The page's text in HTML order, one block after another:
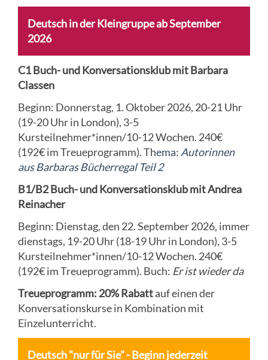
Deutsch in der Kleingruppe ab September
2026
C1 Buch- und Konversationsklub mit Barbara
Classen
Beginn: Donnerstag, 1. Oktober 2026, 20-21 Uhr
(19-20 Uhr in London), 3-5
Kursteilnehmer*innen/10-12 Wochen. 240€
(192€ im Treueprogramm). Thema: Autorinnen
aus Barbaras Bücherregal Teil 2
B1/B2 Buch- und Konversationsklub mit Andrea
Reinacher
Beginn: Dienstag, den 22. September 2026, immer
dienstags, 19-20 Uhr (18-19 Uhr in London), 3-5
Kursteilnehmer*innen/10-12 Wochen. 240€
(192€ im Treueprogramm). Buch: Er ist wieder da
Treueprogramm: 20% Rabattauf einen der
Konversationskurse in Kombination mit
Einzelunterricht.
Deutsch "nur für Sie" - Beginn jederzeit